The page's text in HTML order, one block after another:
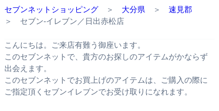
セブンネットショッピング＞ 大分県 ＞ 速見郡
＞ セブン‐イレブン／日出赤松店
こんにちは。ご来店有難う御座います。
このセブンネットで、貴方のお探しのアイテムがかならず
出会えます。
このセブンネットでお買上げのアイテムは、ご購入の際に
ご指定頂くセブンイレブンでお受け取りになれます。